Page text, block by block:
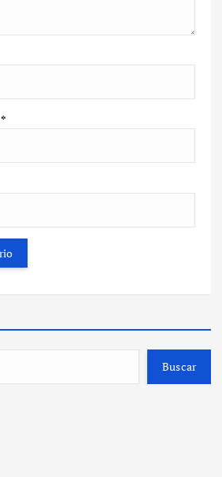
*
Buscar